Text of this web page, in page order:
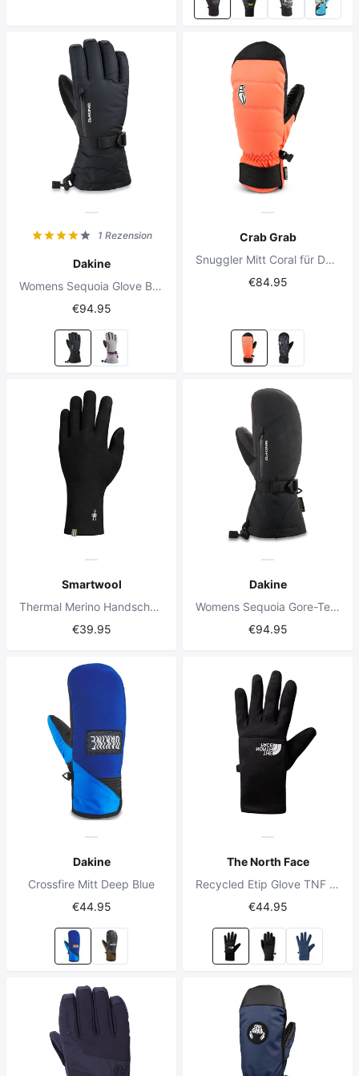
1 Rezension
Dakine
Womens Sequoia Glove Black
€94.95
Crab Grab
Snuggler Mitt Coral für Damen
€84.95
Smartwool
Thermal Merino Handschuhe Ever Black
€39.95
Dakine
Womens Sequoia Gore-Tex Mitt Black
€94.95
Dakine
Crossfire Mitt Deep Blue
€44.95
The North Face
Recycled Etip Glove TNF Black/TNF White
€44.95